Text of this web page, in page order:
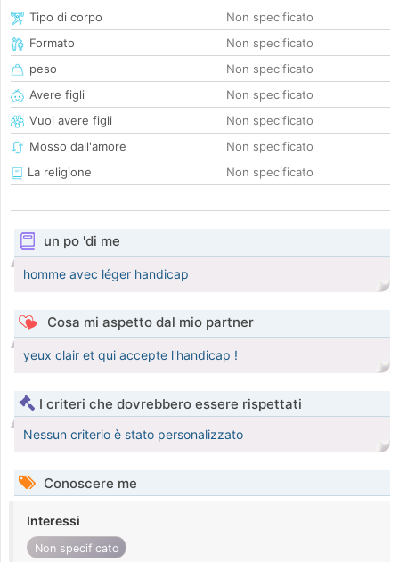
Tipo di corpo
Non specificato
Formato
Non specificato
peso
Non specificato
Avere figli
Non specificato
Vuoi avere figli
Non specificato
Mosso dall'amore
Non specificato
La religione
Non specificato
un po 'di me
homme avec léger handicap
Cosa mi aspetto dal mio partner
yeux clair et qui accepte l'handicap !
I criteri che dovrebbero essere rispettati
Nessun criterio è stato personalizzato
Conoscere me
Interessi
Non specificato